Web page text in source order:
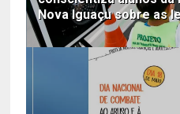
Nova Iguaçu sobre as